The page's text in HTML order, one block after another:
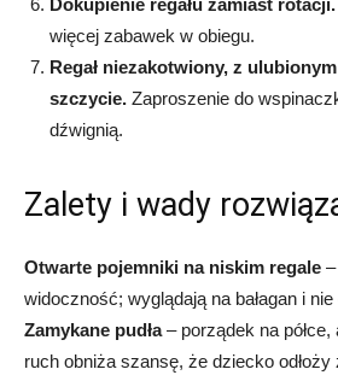
Dokupienie regału zamiast rotacji.
więcej zabawek w obiegu.
Regał niezakotwiony, z
szczycie. Zaproszenie do
dźwignią.
Zalety i wady
Otwarte pojemniki na niskim regale
widoczność; wyglądają na bałagan i
Zamykane pudła– porządek na
ruch obniża szansę, że dziecko odłoży